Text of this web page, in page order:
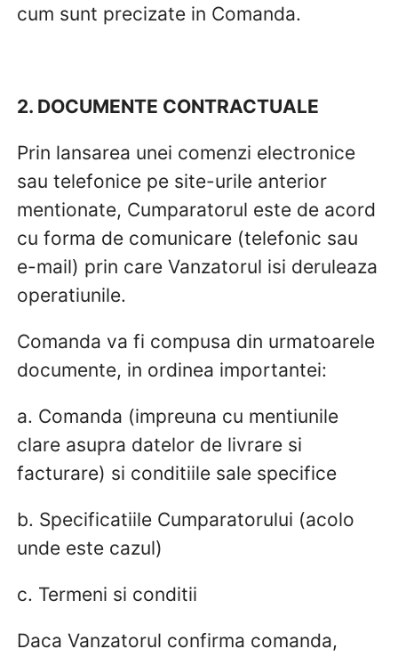
cum sunt precizate in Comanda.
2. DOCUMENTE CONTRACTUALE
Prin lansarea unei comenzi electronice
sau telefonice pe site-urile anterior
mentionate, Cumparatorul este de acord
cu forma de comunicare (telefonic sau
e-mail) prin care Vanzatorul isi deruleaza
operatiunile.
Comanda va fi compusa din urmatoarele
documente, in ordinea importantei:
a. Comanda (impreuna cu mentiunile
clare asupra datelor de livrare si
facturare) si conditiile sale specifice
b. Specificatiile Cumparatorului (acolo
unde este cazul)
c. Termeni si conditii
Daca Vanzatorul confirma comanda,